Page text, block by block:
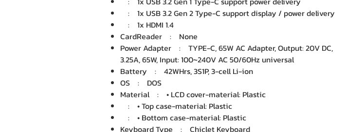
: 1x USB 3.2 Gen 2 Type-C support display / power delivery
: 1x HDMI 1.4
CardReader : None
Power Adapter : TYPE-C, 65W AC Adapter, Output: 20V DC,
3.25A, 65W, Input: 100~240V AC 50/60Hz universal
Battery : 42WHrs, 3S1P, 3-cell Li-ion
OS : DOS
Material : • LCD cover-material: Plastic
: • Top case-material: Plastic
: • Bottom case-material: Plastic
Keyboard Type : Chiclet Keyboard